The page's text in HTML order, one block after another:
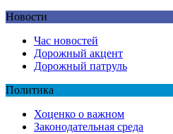
Новости
Час новостей
Дорожный акцент
Дорожный патруль
Политика
Хоценко о важном
Законодательная среда